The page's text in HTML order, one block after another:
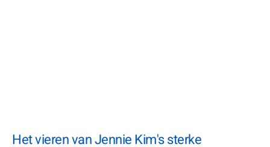
Het vieren van Jennie Kim's sterke